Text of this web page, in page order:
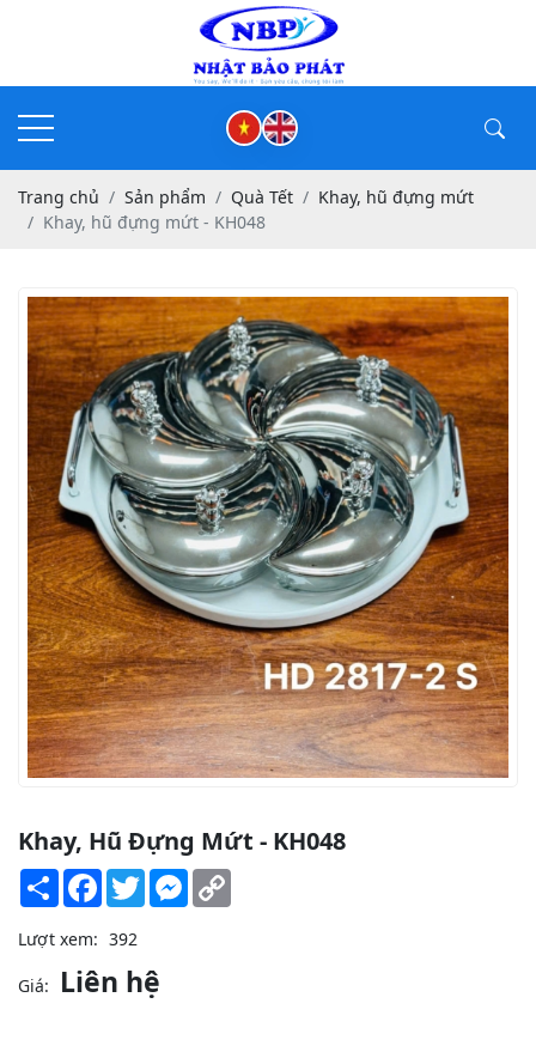
Trang chủ Sản phẩm Quà Tết
Khay, hũ đựng mứt
Khay, hũ đựng mứt - KH048
Khay, Hũ Đựng Mứt - KH048
Share Facebook
TwitterMessenger
Lượt xem: 392
Giá: Liên hệ